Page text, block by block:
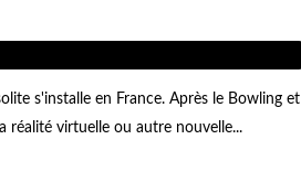
s'installe en France. Après le Bowling et
réalité virtuelle ou autre nouvelle...